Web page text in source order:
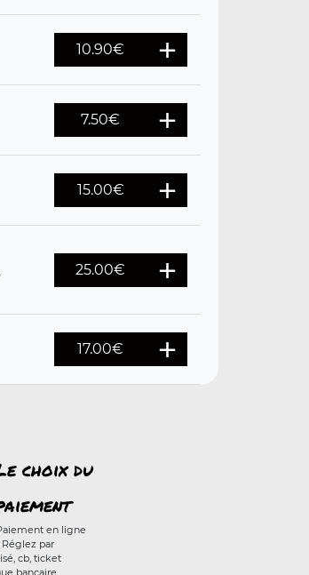
10.90€
7.50€
15.00€
25.00€
17.00€
choix du
en ligne
Réglez par
cb, ticket
bancaire,